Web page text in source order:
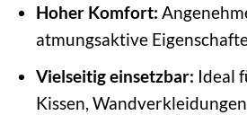
Hoher Komfort:
atmungsaktive
Vielseitig einsetzbar: Ideal
Kissen,